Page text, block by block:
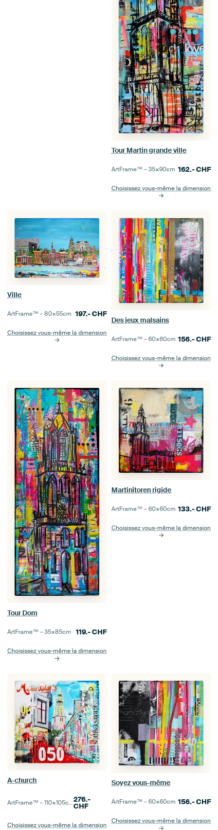
Tour Martin grande ville
ArtFrame™ –35×90cm 162.-CHF
Choisissez vous-même la dimension
Ville
ArtFrame™ –80×55cm 197.-CHF
Choisissez vous-même la dimension
Des jeux malsains
ArtFrame™ –60×60cm 156.-CHF
Choisissez vous-même la dimension
Tour Dom
ArtFrame™ –35×85cm 119.-CHF
Choisissez vous-même la dimension
Martinitoren rigide
ArtFrame™ –60×60cm 133.-CHF
Choisissez vous-même la dimension
A-church
ArtFrame™ –110×105cm 276.-
CHF
Choisissez vous-même la dimension
Soyez vous-même
ArtFrame™ –60×60cm 156.-CHF
Choisissez vous-même la dimension